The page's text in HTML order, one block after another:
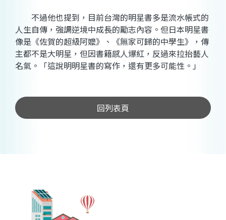
不過他也提到，目前台灣的明星書多是流水帳式的
人生自傳，強調逆境中成長的勵志內容。但日本明星書
像是《佐賀的超級阿嬤》、《無家可歸的中學生》，傳
主都不是大明星，但因書籍感人爆紅，反過來拉抬藝人
名氣。「這說明明星書的寫作，還有更多可能性。」
回列表頁